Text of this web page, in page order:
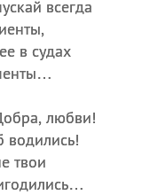
всегда
в судах
любви!
водились!
твои